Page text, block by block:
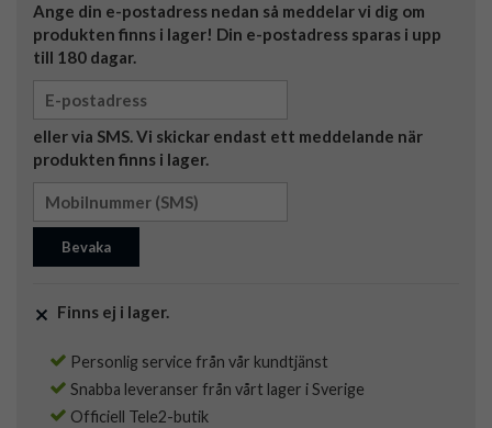
Ange din e-postadress nedan så meddelar vi dig om
produkten finns i lager! Din e-postadress sparas i upp
till 180 dagar.
eller via SMS. Vi skickar endast ett meddelande när
produkten finns i lager.
Bevaka
Finns ej i lager.
Personlig service från vår kundtjänst
Snabba leveranser från vårt lager i Sverige
Officiell Tele2-butik